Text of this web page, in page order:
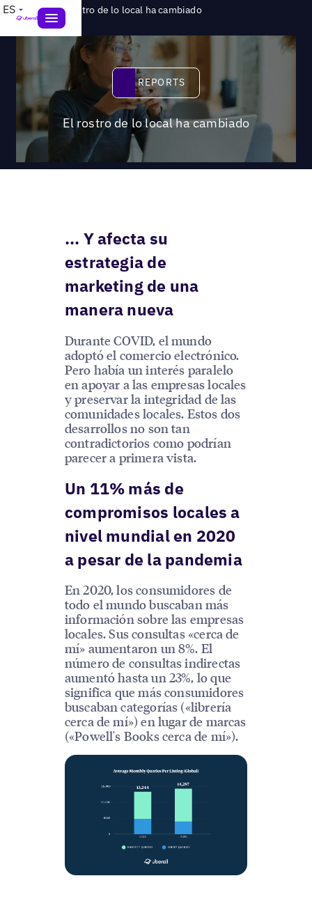
ES Reports>El rostro de lo local ha cambiado
Reports
REPORTS
El rostro de lo local ha cambiado
... Y afecta su
estrategia de
marketing de una
manera nueva
Durante COVID, el mundo
adoptó el comercio electrónico.
Pero había un interés paralelo
en apoyar a las empresas locales
y preservar la integridad de las
comunidades locales. Estos dos
desarrollos no son tan
contradictorios como podrían
parecer a primera vista.
Un 11% más de
compromisos locales a
nivel mundial en 2020
a pesar de la pandemia
En 2020, los consumidores de
todo el mundo buscaban más
información sobre las empresas
locales. Sus consultas «cerca de
mí» aumentaron un 8%. El
número de consultas indirectas
aumentó hasta un 23%, lo que
significa que más consumidores
buscaban categorías («librería
cerca de mí») en lugar de marcas
(«Powell's Books cerca de mí»).